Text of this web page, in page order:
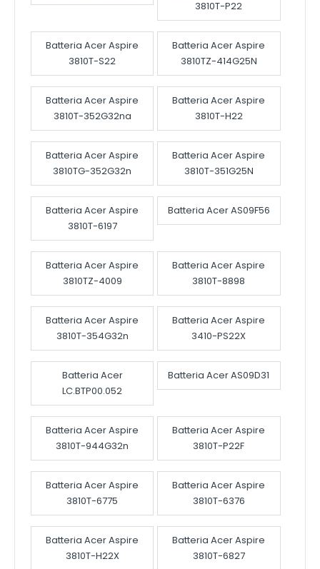
3810T-P22
Batteria Acer Aspire
3810T-S22
Batteria Acer Aspire
3810TZ-414G25N
Batteria Acer Aspire
3810T-352G32na
Batteria Acer Aspire
3810T-H22
Batteria Acer Aspire
3810TG-352G32n
Batteria Acer Aspire
3810T-351G25N
Batteria Acer Aspire
3810T-6197
Batteria Acer AS09F56
Batteria Acer Aspire
3810TZ-4009
Batteria Acer Aspire
3810T-8898
Batteria Acer Aspire
3810T-354G32n
Batteria Acer Aspire
3410-PS22X
Batteria Acer
LC.BTP00.052
Batteria Acer AS09D31
Batteria Acer Aspire
3810T-944G32n
Batteria Acer Aspire
3810T-P22F
Batteria Acer Aspire
3810T-6775
Batteria Acer Aspire
3810T-6376
Batteria Acer Aspire
3810T-H22X
Batteria Acer Aspire
3810T-6827